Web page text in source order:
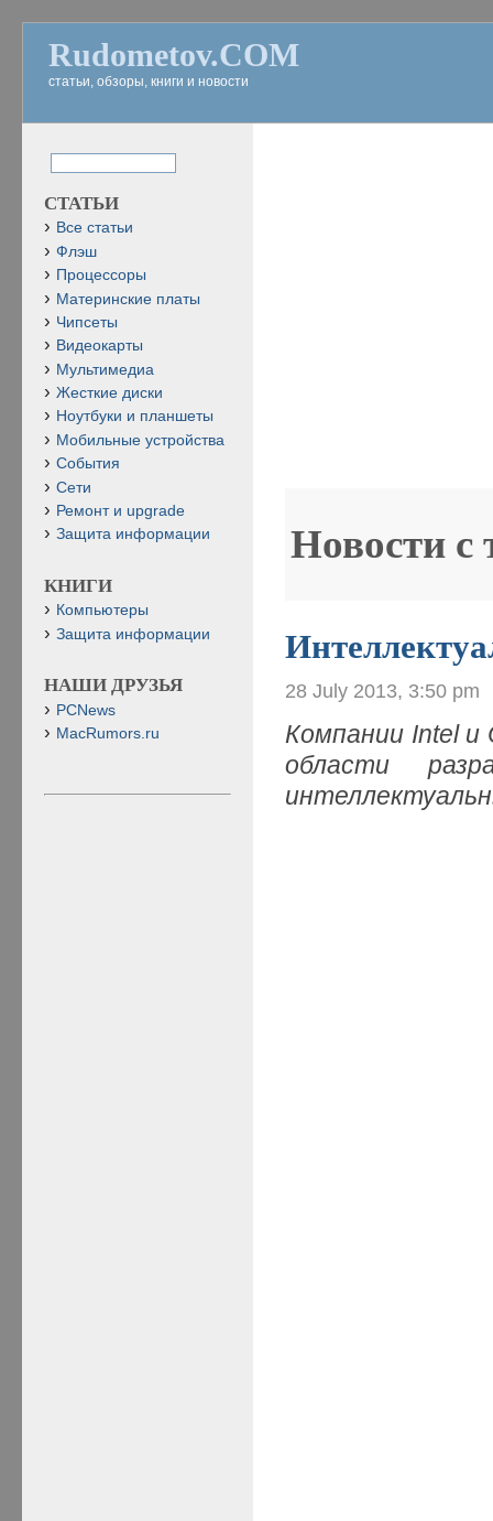
Rudometov.COM
статьи, обзоры, книги и новости
Новости с
28 July 2013, 3:50 pm
Компании Intel и
области
СТАТЬИ
Все статьи
Флэш
Процессоры
Материнские платы
Чипсеты
Видеокарты
Мультимедиа
Жесткие диски
Ноутбуки и планшеты
Мобильные устройства
События
Сети
Ремонт и upgrade
Защита информации
КНИГИ
Компьютеры
Защита информации
НАШИ ДРУЗЬЯ
PCNews
MacRumors.ru